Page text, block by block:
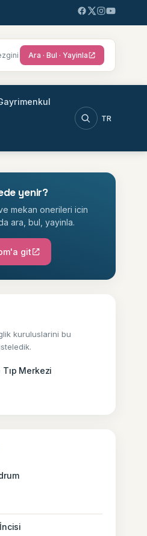
Ara · Bul · Yayinla
TR
Ara
yenir?
mekan onerileri icin
ara, bul, yayinla.
git
kuruluslarini bu
Merkezi